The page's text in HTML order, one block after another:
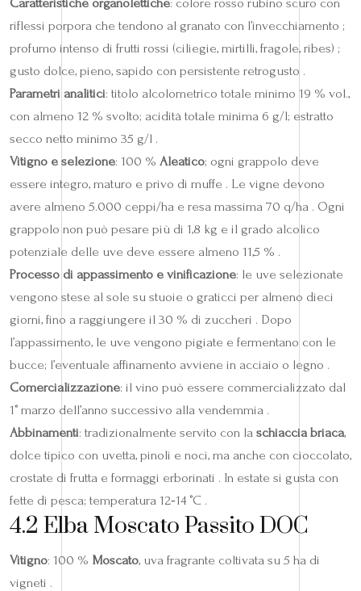
riflessi porpora che tendono al granato con l’invecchiamento ;
profumo intenso di frutti rossi (ciliegie, mirtilli, fragole, ribes) ;
gusto dolce, pieno, sapido con persistente retrogusto .
Parametri analitici: titolo alcolometrico totale minimo 19 % vol.,
con almeno 12 % svolto; acidità totale minima 6 g/l; estratto
secco netto minimo 35 g/l .
Vitigno e selezione: 100 % Aleatico; ogni grappolo deve
essere integro, maturo e privo di muffe . Le vigne devono
avere almeno 5.000 ceppi/ha e resa massima 70 q/ha . Ogni
grappolo non può pesare più di 1,8 kg e il grado alcolico
potenziale delle uve deve essere almeno 11,5 % .
Processo di appassimento e vinificazione: le uve selezionate
vengono stese al sole su stuoie o graticci per almeno dieci
giorni, fino a raggiungere il 30 % di zuccheri . Dopo
l’appassimento, le uve vengono pigiate e fermentano con le
bucce; l’eventuale affinamento avviene in acciaio o legno .
Comercializzazione: il vino può essere commercializzato dal
1° marzo dell’anno successivo alla vendemmia .
Abbinamenti: tradizionalmente servito con la schiaccia briaca,
dolce tipico con uvetta, pinoli e noci, ma anche con cioccolato,
crostate di frutta e formaggi erborinati . In estate si gusta con
fette di pesca; temperatura 12‑14 °C .
4.2 Elba Moscato Passito DOC
Vitigno: 100 % Moscato, uva fragrante coltivata su 5 ha di
vigneti .